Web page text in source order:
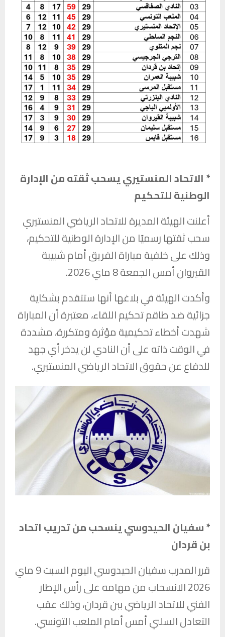
* الاتحاد المنستيري يسحب ثقته من الإدارة
الوطنية للتحكيم
أعلنت الهيئة المديرة للاتحاد الرياضي المنستيري
سحب ثقتها رسميًا من الإدارة الوطنية للتحكيم،
وذلك على خلفية مباراة الفريق أمامشبيبة
القيروانأمس الجمعة 8 ماي 2026.
وأكدت الهيئة في بلاغها أنها ستتقدم بشكاية
جزائية ضد طاقم تحكيم اللقاء، معتبرة أن المباراة
شهدت أخطاء تحكيمية مؤثرة ومتكررة، مشددة
في الوقت ذاته على أن النادي لن يدخر أي جهد
للدفاع عن حقوق الاتحاد الرياضي المنستيري.
* سفيان الحيدوسي ينسحب من تدريب اتحاد
بن قردان
قرر المدربسفيان الحيدوسي
اليوم السبت 9 ماي
2026 الانسحاب من مهامه على رأس الإطار
الفني للاتحاد الرياضي ببن قردان، وذلك عقب
التعادل السلبي أمس أمامالملعب التونسي.